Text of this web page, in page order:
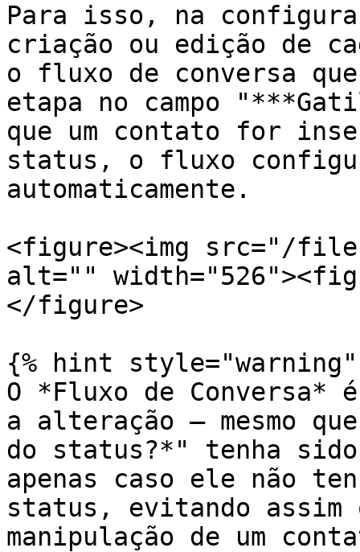
Para isso, na
criação ou edição de
o fluxo de conversa
etapa no campo
que um contato for
status, o fluxo
automaticamente.
<figure><img src="/files/
alt=""
</figure>
{% hint style="warning"
O *Fluxo de Conversa*
a alteração – mesmo
do status?*" tenha sido
apenas caso ele não
status, evitando assim
manipulação de um